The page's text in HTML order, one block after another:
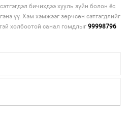
бичихдээ хууль зүйн болон ёс
үү. Хэм хэмжээг зөрчсөн сэтгэгдлийг
холбоотой санал гомдлыг 99998796